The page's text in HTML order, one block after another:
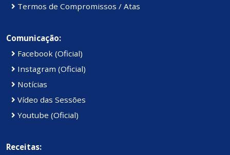
Termos de Compromissos / Atas
Comunicação:
Facebook (Oficial)
Instagram (Oficial)
Notícias
Vídeo das Sessões
Youtube (Oficial)
Receitas: